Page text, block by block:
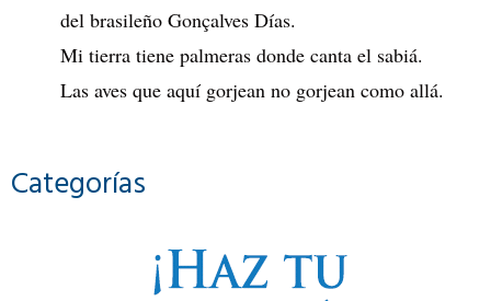
del brasileño Gonçalves Días.
Mi tierra tiene palmeras donde canta el sabiá.
Las aves que aquí gorjean no gorjean como allá.
Categorías